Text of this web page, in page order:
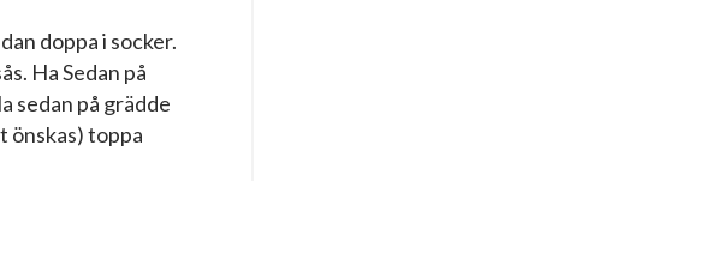
doppa i socker.
Ha Sedan på
sedan på grädde
önskas) toppa